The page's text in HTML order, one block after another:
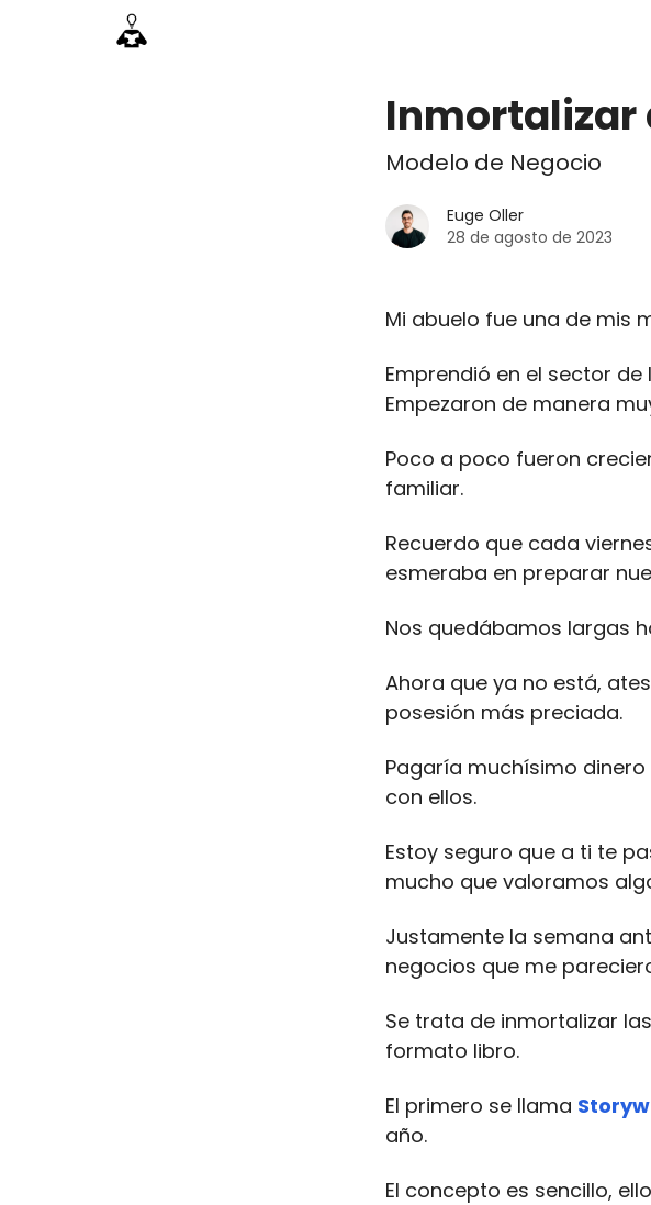
Inmortalizar
Modelo de Negocio
Euge Oller
28 de agosto de 2023
Mi abuelo fue una de mis
Emprendió en el sector
Empezaron de manera
Poco a poco fueron
familiar.
Recuerdo que cada
esmeraba en preparar
Nos quedábamos largas
Ahora que ya no está,
posesión más preciada.
Pagaría muchísimo
con ellos.
Estoy seguro que a ti te
mucho que valoramos
Justamente la semana
negocios que me
Se trata de inmortalizar
formato libro.
El primero se llama
año.
El concepto es sencillo,